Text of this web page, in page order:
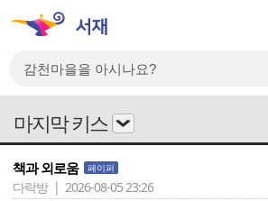
마지막 키스
책과 외로움 페이퍼
다락방 | 2026-08-05 23:26